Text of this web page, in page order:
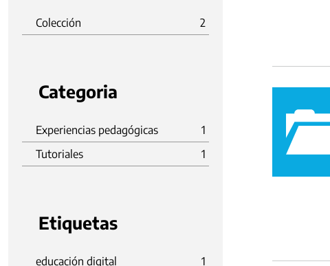
Colección 2
Categoria
Experiencias pedagógicas
1
Tutoriales
1
Etiquetas
educación digital 1